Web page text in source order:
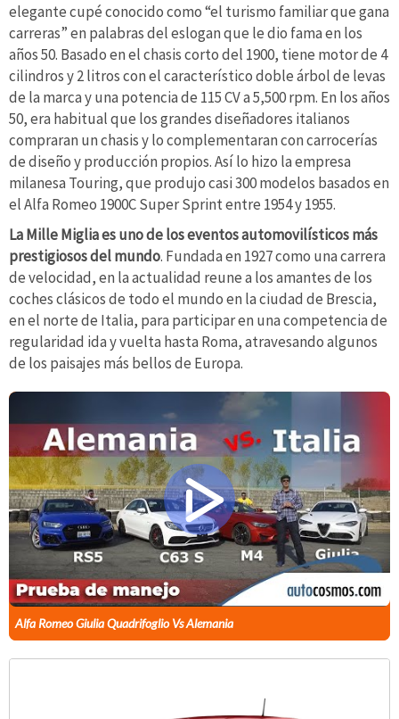
elegante cupé conocido como “el turismo familiar que gana
carreras” en palabras del eslogan que le dio fama en los
años 50. Basado en el chasis corto del 1900, tiene motor de 4
cilindros y 2 litros con el característico doble árbol de levas
de la marca y una potencia de 115 CV a 5,500 rpm. En los años
50, era habitual que los grandes diseñadores italianos
compraran un chasis y lo complementaran con carrocerías
de diseño y producción propios. Así lo hizo la empresa
milanesa Touring, que produjo casi 300 modelos basados en
el Alfa Romeo 1900C Super Sprint entre 1954 y 1955.
La Mille Miglia es uno de los eventos automovilísticos más
prestigiosos del mundo. Fundada en 1927 como una carrera
de velocidad, en la actualidad reune a los amantes de los
coches clásicos de todo el mundo en la ciudad de Brescia,
en el norte de Italia, para participar en una competencia de
regularidad ida y vuelta hasta Roma, atravesando algunos
de los paisajes más bellos de Europa.
Alfa Romeo Giulia Quadrifoglio Vs Alemania